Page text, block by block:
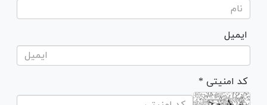
ایمیل
* کد امنیتی